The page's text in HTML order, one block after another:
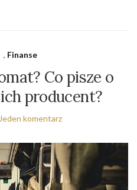
, Finanse
Co pisze o
producent?
Jeden komentarz